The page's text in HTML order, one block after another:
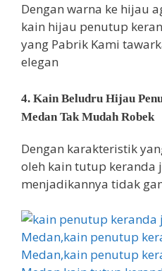
Dengan warna ke hijau
kain hijau penutup
yang Pabrik Kami
elegan
4. Kain Beludru Hijau
Medan Tak Mudah Robek
Dengan karakteristik
oleh kain tutup keranda
menjadikannya tidak